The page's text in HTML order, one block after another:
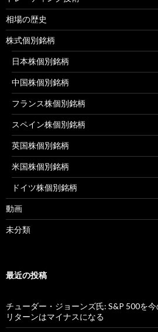
相場の歴史
株式個別銘柄
日本株個別銘柄
中国株個別銘柄
フランス株個別銘柄
スペイン株個別銘柄
英国株個別銘柄
米国株個別銘柄
ドイツ株個別銘柄
動画
未分類
最近の投稿
チューダー・ジョーンズ氏: S&P 500を
リターンはマイナスになる